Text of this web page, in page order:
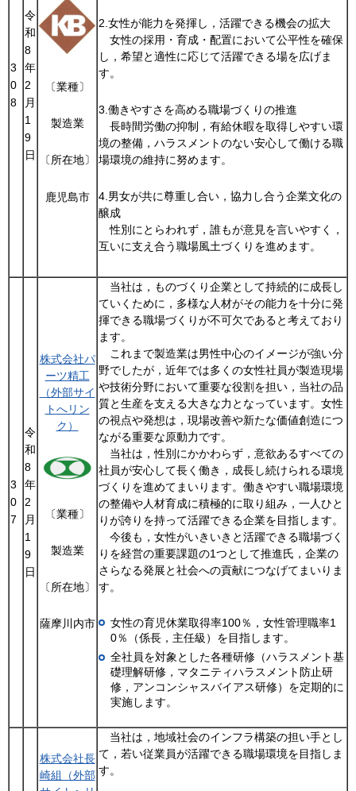
3
0
8
令
和
8
年
2
月
1
9
日
〔業種〕
製造業
〔所在地〕
鹿児島市
2.女性が能力を発揮し，活躍できる機会の拡大
女性の採用・育成・配置において公平性を確保
し，希望と適性に応じて活躍できる場を広げま
す。
3.働きやすさを高める職場づくりの推進
長時間労働の抑制，有給休暇を取得しやすい環
境の整備，ハラスメントのない安心して働ける職
場環境の維持に努めます。
4.男女が共に尊重し合い，協力し合う企業文化の
醸成
性別にとらわれず，誰もが意見を言いやすく，
互いに支え合う職場風土づくりを進めます。
3
0
7
令
和
8
年
2
月
1
9
日
株式会社パ
ーツ精工
（外部サイ
トへリン
ク）
〔業種〕
製造業
〔所在地〕
薩摩川内市
当社は，ものづくり企業として持続的に成長し
ていくために，多様な人材がその能力を十分に発
揮できる職場づくりが不可欠であると考えており
ます。
これまで製造業は男性中心のイメージが強い分
野でしたが，近年では多くの女性社員が製造現場
や技術分野において重要な役割を担い，当社の品
質と生産を支える大きな力となっています。女性
の視点や発想は，現場改善や新たな価値創造につ
ながる重要な原動力です。
当社は，性別にかかわらず，意欲あるすべての
社員が安心して長く働き，成長し続けられる環境
づくりを進めてまいります。働きやすい職場環境
の整備や人材育成に積極的に取り組み，一人ひと
りが誇りを持って活躍できる企業を目指します。
今後も，女性がいきいきと活躍できる職場づく
りを経営の重要課題の1つとして推進氏，企業の
さらなる発展と社会への貢献につなげてまいりま
す。
女性の育児休業取得率100％，女性管理職率1
0％（係長，主任級）を目指します。
全社員を対象とした各種研修（ハラスメント基
礎理解研修，マタニティハラスメント防止研
修，アンコンシャスバイアス研修）を定期的に
実施します。
株式会社長
崎組（外部
当社は，地域社会のインフラ構築の担い手とし
て，若い従業員が活躍できる職場環境を目指しま
す。